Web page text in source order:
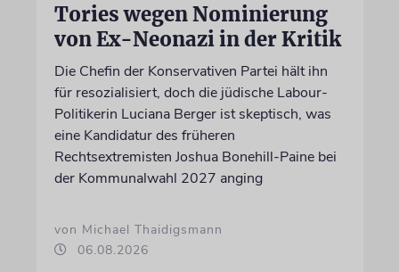
Tories wegen Nominierung
von Ex-Neonazi in der Kritik
Die Chefin der Konservativen Partei hält ihn
für resozialisiert, doch die jüdische Labour-
Politikerin Luciana Berger ist skeptisch, was
eine Kandidatur des früheren
Rechtsextremisten Joshua Bonehill-Paine bei
der Kommunalwahl 2027 anging
von Michael Thaidigsmann
06.08.2026